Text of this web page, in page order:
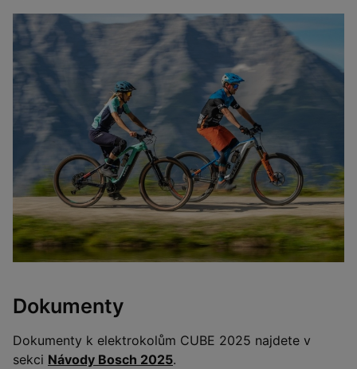
Dokumenty
Dokumenty k elektrokolům CUBE 2025 najdete v
sekci Návody Bosch 2025.